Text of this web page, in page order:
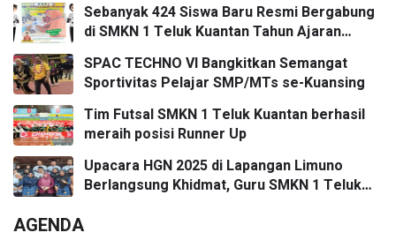
Sebanyak 424 Siswa Baru Resmi Bergabung
di SMKN 1 Teluk Kuantan Tahun Ajaran
SPAC TECHNO VI Bangkitkan Semangat
Sportivitas Pelajar SMP/MTs se-Kuansing
Tim Futsal SMKN 1 Teluk Kuantan berhasil
meraih posisi Runner Up
Upacara HGN 2025 di Lapangan Limuno
Berlangsung Khidmat, Guru SMKN 1 Teluk
AGENDA